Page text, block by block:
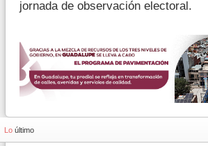
jornada de observación electoral.
Lo último